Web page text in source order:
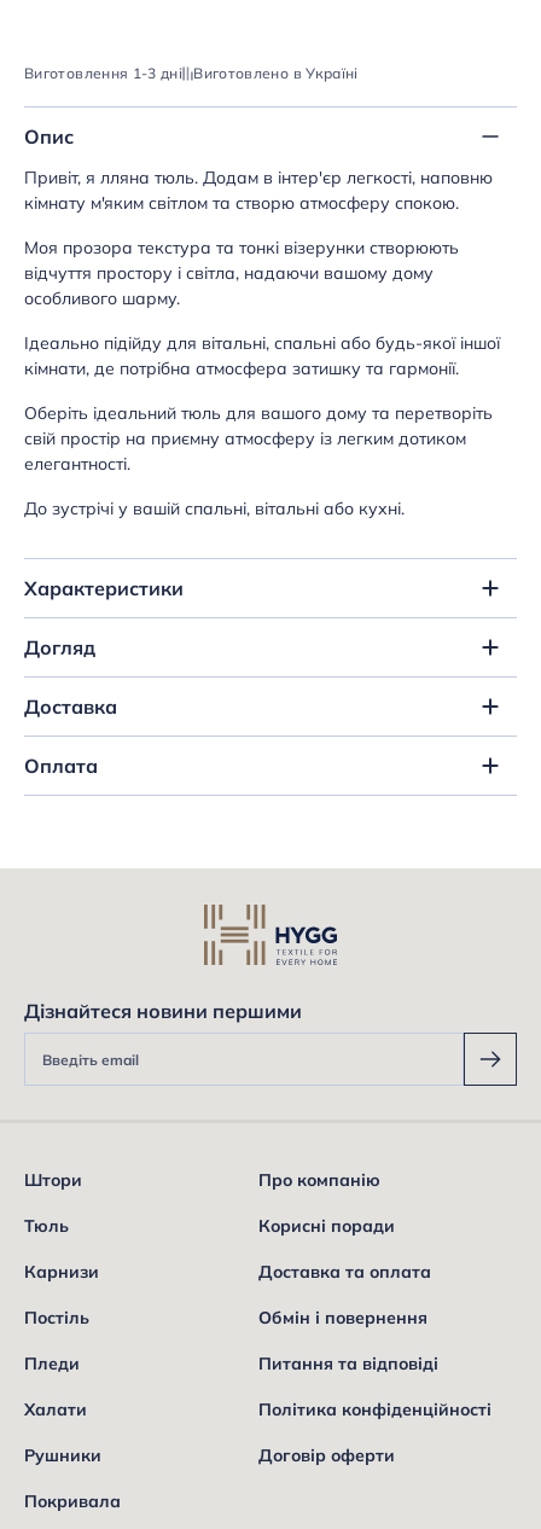
Виготовлення 1-3 дні Виготовлено в Україні
Опис
Привіт, я лляна тюль. Додам в інтер'єр легкості, наповню
кімнату м'яким світлом та створю атмосферу спокою.
Моя прозора текстура та тонкі візерунки створюють
відчуття простору і світла, надаючи вашому дому
особливого шарму.
Ідеально підійду для вітальні, спальні або будь-якої іншої
кімнати, де потрібна атмосфера затишку та гармонії.
Оберіть ідеальний тюль для вашого дому та перетворіть
свій простір на приємну атмосферу із легким дотиком
елегантності.
До зустрічі у вашій спальні, вітальні або кухні.
Характеристики
Догляд
Доставка
Оплата
Дізнайтеся новини першими
Штори
Тюль
Карнизи
Постіль
Пледи
Халати
Рушники
Покривала
Про компанію
Корисні поради
Доставка та оплата
Обмін і повернення
Питання та відповіді
Політика конфіденційності
Договір оферти